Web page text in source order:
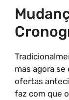
mas agora
ofertas
faz com que